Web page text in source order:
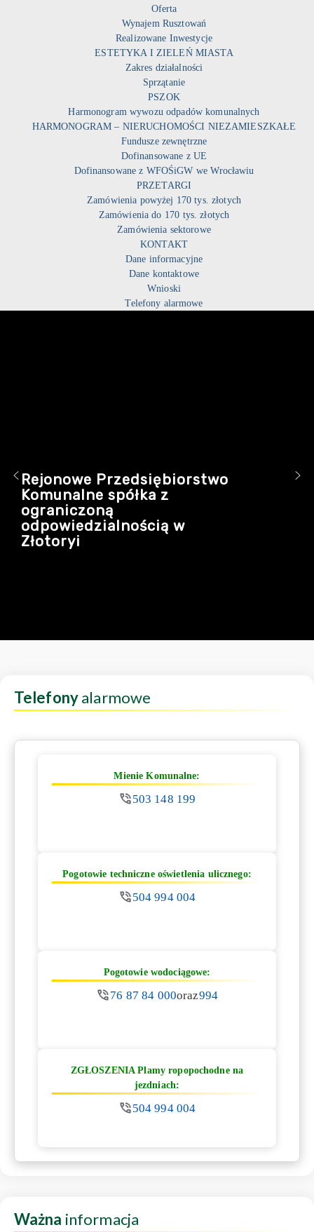
Oferta
Wynajem Rusztowań
Realizowane Inwestycje
ESTETYKA I ZIELEŃ MIASTA
Zakres działalności
Sprzątanie
PSZOK
Harmonogram wywozu odpadów komunalnych
HARMONOGRAM – NIERUCHOMOŚCI NIEZAMIESZKAŁE
Fundusze zewnętrzne
Dofinansowane z UE
Dofinansowane z WFOŚiGW we Wrocławiu
PRZETARGI
Zamówienia powyżej 170 tys. złotych
Zamówienia do 170 tys. złotych
Zamówienia sektorowe
KONTAKT
Dane informacyjne
Dane kontaktowe
Wnioski
Telefony alarmowe
Rejonowe Przedsiębiorstwo
Komunalne spółka z
ograniczoną
odpowiedzialnością w
Złotoryi
Telefonyalarmowe
Mienie Komunalne:
503 148 199
Pogotowie techniczne oświetlenia ulicznego:
504 994 004
Pogotowie wodociągowe:
76 87 84 000oraz994
ZGŁOSZENIA Plamy ropopochodne na
jezdniach:
504 994 004
Ważna informacja